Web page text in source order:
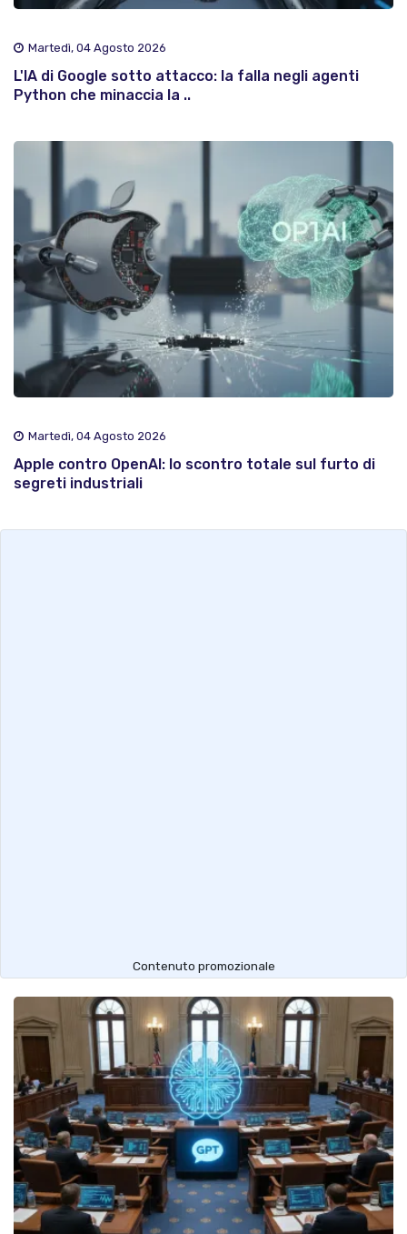
Martedì, 04 Agosto 2026
L'IA di Google sotto attacco: la falla negli agenti
Python che minaccia la ..
Martedì, 04 Agosto 2026
Apple contro OpenAI: lo scontro totale sul furto di
segreti industriali
Contenuto promozionale